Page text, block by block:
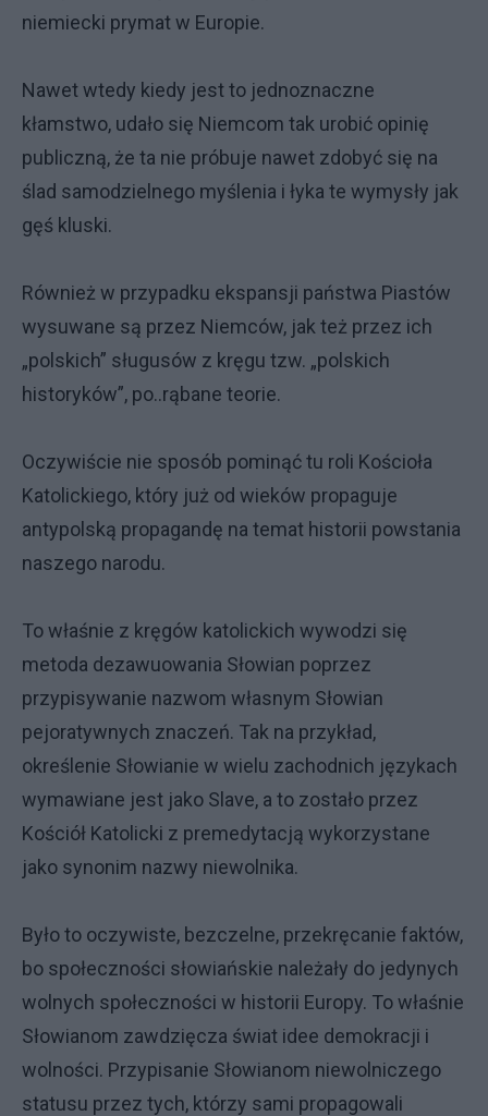
niemiecki prymat w Europie.
Nawet wtedy kiedy jest to jednoznaczne
kłamstwo, udało się Niemcom tak urobić opinię
publiczną, że ta nie próbuje nawet zdobyć się na
ślad samodzielnego myślenia i łyka te wymysły jak
gęś kluski.
Również w przypadku ekspansji państwa Piastów
wysuwane są przez Niemców, jak też przez ich
„polskich” sługusów z kręgu tzw. „polskich
historyków”, po..rąbane teorie.
Oczywiście nie sposób pominąć tu roli Kościoła
Katolickiego, który już od wieków propaguje
antypolską propagandę na temat historii powstania
naszego narodu.
To właśnie z kręgów katolickich wywodzi się
metoda dezawuowania Słowian poprzez
przypisywanie nazwom własnym Słowian
pejoratywnych znaczeń. Tak na przykład,
określenie Słowianie w wielu zachodnich językach
wymawiane jest jako Slave, a to zostało przez
Kościół Katolicki z premedytacją wykorzystane
jako synonim nazwy niewolnika.
Było to oczywiste, bezczelne, przekręcanie faktów,
bo społeczności słowiańskie należały do jedynych
wolnych społeczności w historii Europy. To właśnie
Słowianom zawdzięcza świat idee demokracji i
wolności. Przypisanie Słowianom niewolniczego
statusu przez tych, którzy sami propagowali